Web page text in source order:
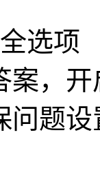
选项
案，
问题